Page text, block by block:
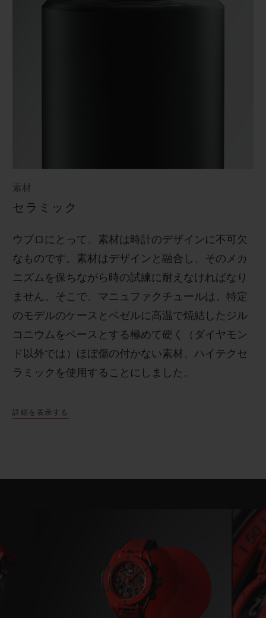
素材
セラミック
ウブロにとって、素材は時計のデザインに不可欠
なものです。素材はデザインと融合し、そのメカ
ニズムを保ちながら時の試練に耐えなければなり
ません。そこで、マニュファクチュールは、特定
のモデルのケースとベゼルに高温で焼結したジル
コニウムをベースとする極めて硬く（ダイヤモン
ド以外では）ほぼ傷の付かない素材、ハイテクセ
ラミックを使用することにしました。
詳細を表示する